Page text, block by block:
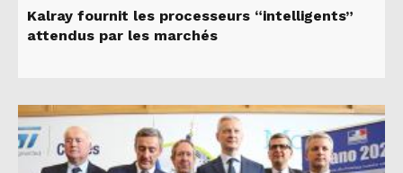
Kalray fournit les processeurs “intelligents”
attendus par les marchés